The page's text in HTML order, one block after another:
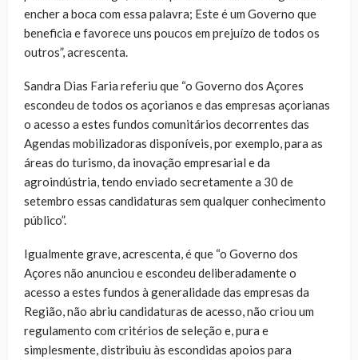
encher a boca com essa palavra; Este é um Governo que
beneficia e favorece uns poucos em prejuízo de todos os
outros”, acrescenta.
Sandra Dias Faria referiu que “o Governo dos Açores
escondeu de todos os açorianos e das empresas açorianas
o acesso a estes fundos comunitários decorrentes das
Agendas mobilizadoras disponíveis, por exemplo, para as
áreas do turismo, da inovação empresarial e da
agroindústria, tendo enviado secretamente a 30 de
setembro essas candidaturas sem qualquer conhecimento
público”.
Igualmente grave, acrescenta, é que “o Governo dos
Açores não anunciou e escondeu deliberadamente o
acesso a estes fundos à generalidade das empresas da
Região, não abriu candidaturas de acesso, não criou um
regulamento com critérios de seleção e, pura e
simplesmente, distribuiu às escondidas apoios para